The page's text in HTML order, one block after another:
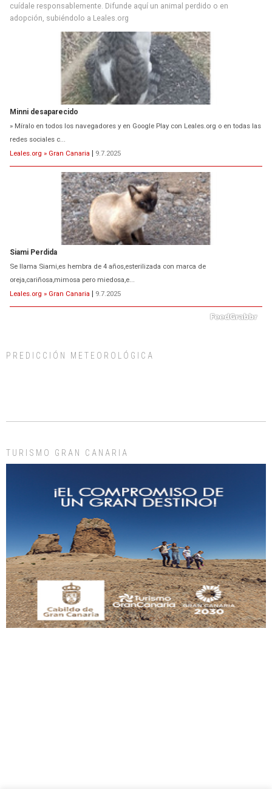
cuídale responsablemente. Difunde aquí un animal perdido o en
adopción, subiéndolo a Leales.org
Minni desaparecido
» Míralo en todos los navegadores y en Google Play con Leales.org o en todas las
redes sociales c...
Leales.org » Gran Canaria
Se llama Siami,es hembra de 4 años,esterilizada con marca de
oreja,cariñosa,mimosa pero miedosa,e...
Leales.org » Gran Canaria | 9.7.2025
Gato manso encontrado
Este gato macho ha aparecido en la calle hace menos de un mes, es muy
manso y extremadamente cari...
Leales.org » Gran Canaria
| 9.7.2025
PREDICCIÓN METEOROLÓGICA
TURISMO GRAN CANARIA